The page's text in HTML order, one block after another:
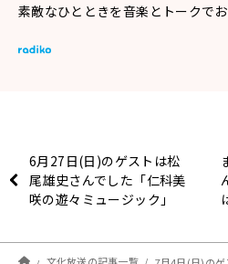
素敵なひとときを音楽とトークで
6月27日(日)のゲストは松
尾雄史さんでした「仁科美
咲の遊々ミュージック」